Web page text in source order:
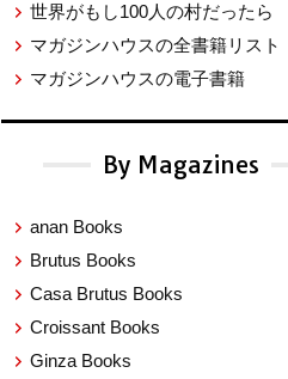
世界がもし100人の村だったら
マガジンハウスの全書籍リスト
マガジンハウスの電子書籍
By Magazines
anan Books
Brutus Books
Casa Brutus Books
Croissant Books
Ginza Books